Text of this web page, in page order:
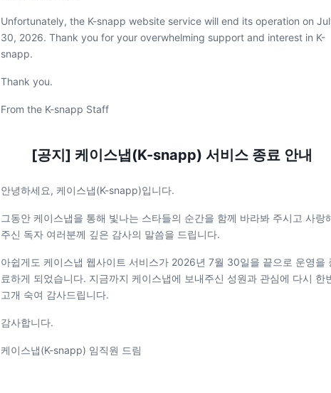
Unfortunately, the K-snapp website service will end its operation on
30, 2026. Thank you for your overwhelming support and interest in K-
snapp.
Thank you.
From the K-snapp Staff
[공지] 케이스냅(K-snapp) 서비스 종료 안내
안녕하세요, 케이스냅(K-snapp)입니다.
그동안 케이스냅을 통해 빛나는 스타들의 순간을 함께 바라봐 주시고 사랑
주신 독자 여러분께 깊은 감사의 말씀을 드립니다.
아쉽게도 케이스냅 웹사이트 서비스가 2026년 7월 30일을 끝으로 운영을
료하게 되었습니다. 지금까지 케이스냅에 보내주신 성원과 관심에 다시 한
고개 숙여 감사드립니다.
감사합니다.
케이스냅(K-snapp) 임직원 드림